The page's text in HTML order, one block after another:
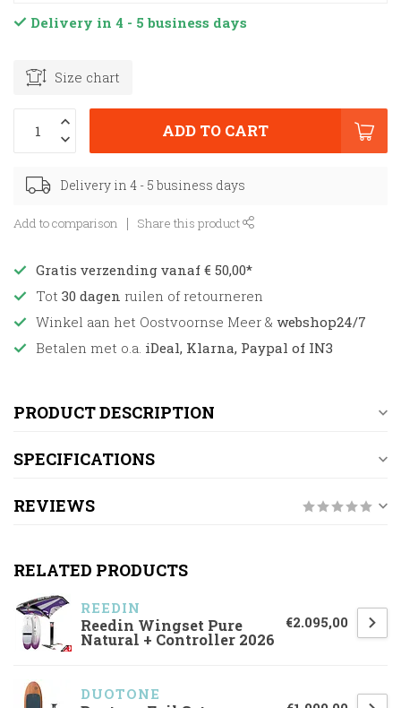
Delivery in 4 - 5 business days
Size chart
ADD TO CART
Delivery in 4 - 5 business days
Add to comparison Share this product
Gratis verzending vanaf € 50,00*
Tot 30 dagen ruilen of retourneren
Winkel aan het Oostvoornse Meer & webshop24/7
Betalen met o.a. iDeal, Klarna, Paypal of IN3
PRODUCT DESCRIPTION
SPECIFICATIONS
REVIEWS
RELATED PRODUCTS
REEDIN
Reedin Wingset Pure
Natural + Controller 2026
€2.095,00
DUOTONE